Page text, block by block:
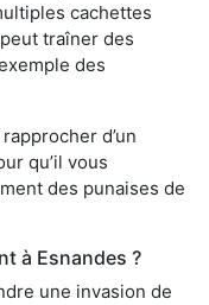
cachettes
traîner des
des
d’un
qu’il vous
des punaises de
à Esnandes ?
une invasion de